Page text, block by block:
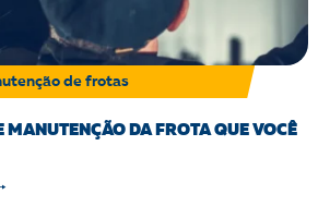
de frotas
MANUTENÇÃO DA FROTA QUE VOCÊ